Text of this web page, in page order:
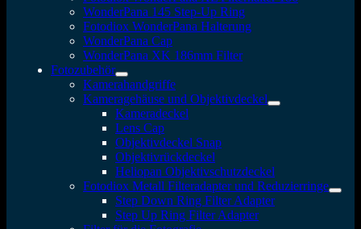
WonderPana 145 Step-Up Ring
Fotodiox WonderPana Halterung
WonderPana Cap
WonderPana XK 186mm Filter
Fotozubehör
Kamerahandgriffe
Kameragehäuse und Objektivdeckel
Kameradeckel
Lens Cap
Objektivdeckel Snap
Objektivrückdeckel
Heliopan Objektivschutzdeckel
Fotodiox Metall Filteradapter und Reduzierringe
Step Down Ring Filter Adapter
Step Up Ring Filter Adapter